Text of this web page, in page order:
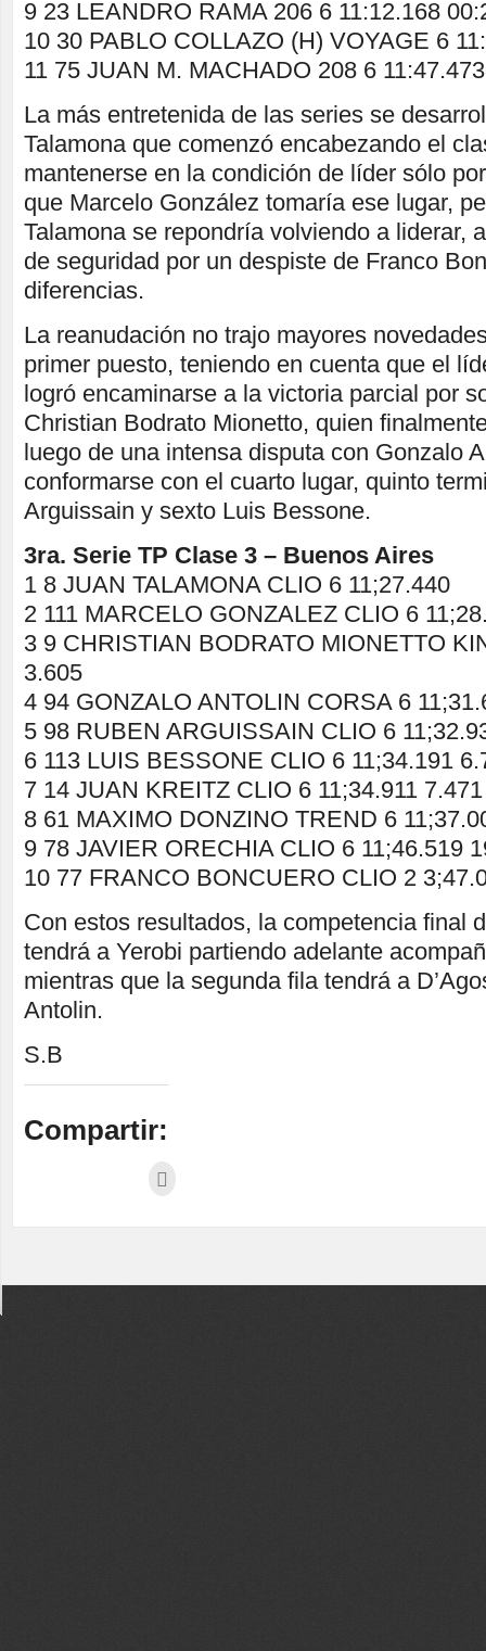
9 23 LEANDRO RAMA 206 6 11:12.168
10 30 PABLO COLLAZO (H) VOYAGE 6
11 75 JUAN M. MACHADO 208 6
La más entretenida de las series se
Talamona que comenzó encabezando el
mantenerse en la condición de líder sólo
que Marcelo González tomaría ese lugar,
Talamona se repondría volviendo a liderar,
de seguridad por un despiste de Franco
diferencias.
La reanudación no trajo mayores
primer puesto, teniendo en cuenta que el
logró encaminarse a la victoria parcial por
Christian Bodrato Mionetto, quien
luego de una intensa disputa con Gonzalo
conformarse con el cuarto lugar, quinto
Arguissain y sexto Luis Bessone.
3ra. Serie TP Clase 3 – Buenos Aires
1 8 JUAN TALAMONA CLIO 6 11;27.440
2 111 MARCELO GONZALEZ CLIO 6
3 9 CHRISTIAN BODRATO MIONETTO
3.605
4 94 GONZALO ANTOLIN CORSA 6
5 98 RUBEN ARGUISSAIN CLIO 6
6 113 LUIS BESSONE CLIO 6 11;34.191
7 14 JUAN KREITZ CLIO 6 11;34.911 7.471
8 61 MAXIMO DONZINO TREND 6
9 78 JAVIER ORECHIA CLIO 6 11;46.519
10 77 FRANCO BONCUERO CLIO 2
Con estos resultados, la competencia final
tendrá a Yerobi partiendo adelante
mientras que la segunda fila tendrá a
Antolin.
S.B
Compartir: